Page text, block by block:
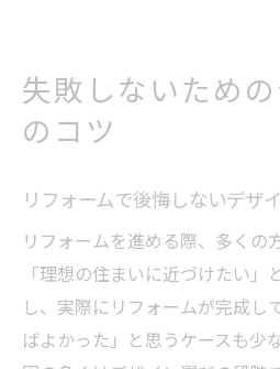
失敗しないため
のコツ
リフォームで後悔しないデザ
リフォームを進める際、多くの
「理想の住まいに近づけたい」
し、実際にリフォームが完成し
ばよかった」と思うケースも少